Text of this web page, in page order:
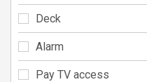
Deck
Alarm
Pay TV access